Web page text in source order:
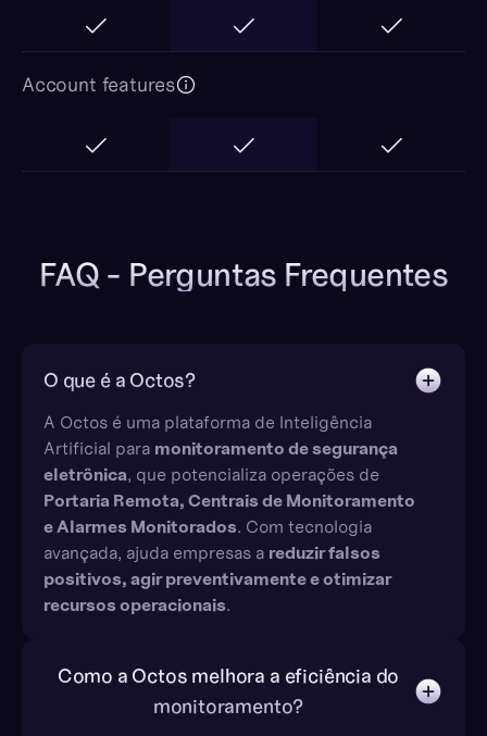
Account features
FAQ - Perguntas Frequentes
O que é a Octos?
A Octos é uma plataforma de Inteligência
Artificial para monitoramento de segurança
eletrônica, que potencializa operações de
Portaria Remota, Centrais de Monitoramento
e Alarmes Monitorados. Com tecnologia
avançada, ajuda empresas a reduzir falsos
positivos, agir preventivamente e otimizar
recursos operacionais.
Como a Octos melhora a eficiência do
monitoramento?